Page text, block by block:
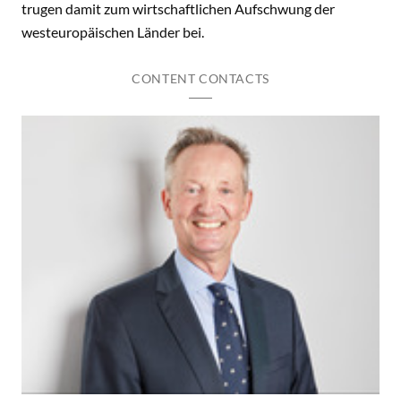
trugen damit zum wirtschaftlichen Aufschwung der
westeuropäischen Länder bei.
CONTENT CONTACTS